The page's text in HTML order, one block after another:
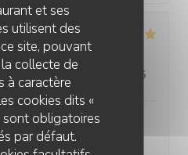
et ses
utilisent des
site, pouvant
collecte de
à caractère
cookies dits «
sont obligatoires
par défaut.
9
Cuisine 5 /5 /5
Lessines. Menu exquis et
pas !